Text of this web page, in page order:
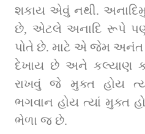
શકાય એવું નથી.
છે, એટલે અનાદિ રૂપે પણ
પોતે છે. માટે એ જેમ અનંત
દેખાય છે અને કલ્યાણ
રાખવું જે મુક્ત હોય
ભગવાન હોય ત્યાં મુક્ત
ભેળા જ છે.